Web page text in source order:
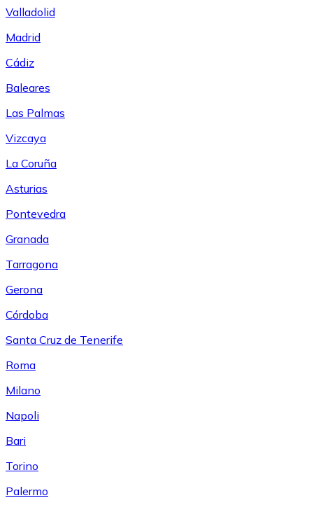
Valladolid
Madrid
Cádiz
Baleares
Las Palmas
Vizcaya
La Coruña
Asturias
Pontevedra
Granada
Tarragona
Gerona
Córdoba
Santa Cruz de Tenerife
Roma
Milano
Napoli
Bari
Torino
Palermo